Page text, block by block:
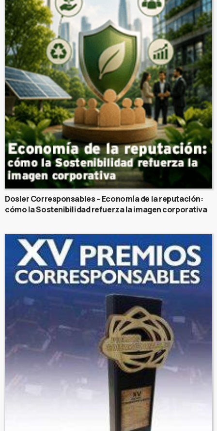
Dosier Corresponsables – Economía de la reputación:
cómo la Sostenibilidad refuerza la imagen corporativa